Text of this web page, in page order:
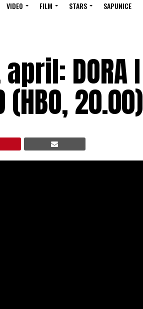
VIDEO FILM STARS SAPUNICE
DORA I
(HBO, 20.00)